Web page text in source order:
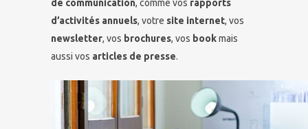
de communication, comme vos rapports
d’activités annuels, votre site internet, vos
newsletter, vos brochures, vos bookmais
aussi vos articles de presse.